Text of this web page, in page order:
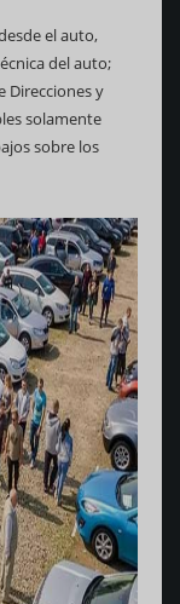
el auto,
del auto;
Direcciones y
solamente
sobre los